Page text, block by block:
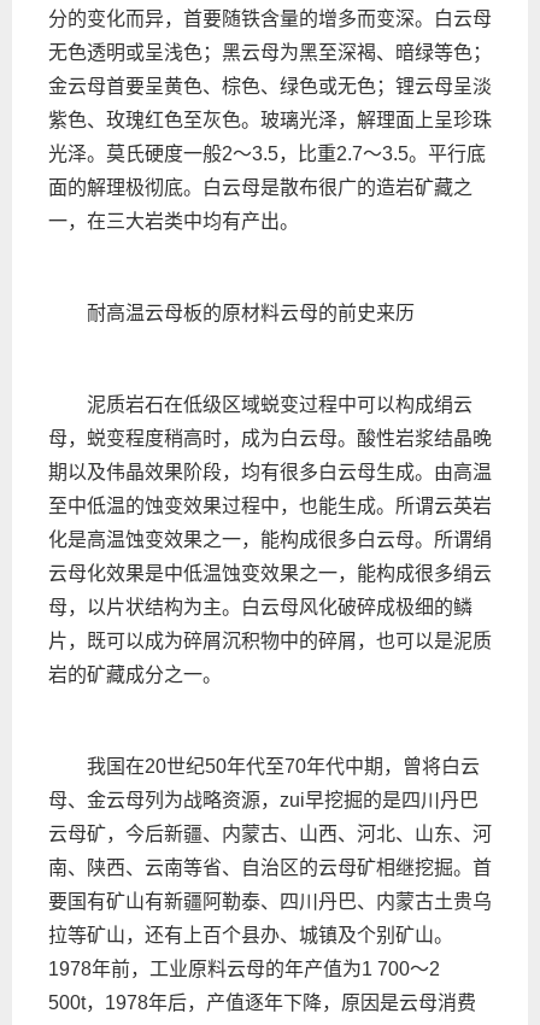
分的变化而异，首要随铁含量的增多而变深。白云母
无色透明或呈浅色；黑云母为黑至深褐、暗绿等色；
金云母首要呈黄色、棕色、绿色或无色；锂云母呈淡
紫色、玫瑰红色至灰色。玻璃光泽，解理面上呈珍珠
光泽。莫氏硬度一般2～3.5，比重2.7～3.5。平行底
面的解理极彻底。白云母是散布很广的造岩矿藏之
一，在三大岩类中均有产出。
耐高温云母板的原材料云母的前史来历
泥质岩石在低级区域蜕变过程中可以构成绢云
母，蜕变程度稍高时，成为白云母。酸性岩浆结晶晚
期以及伟晶效果阶段，均有很多白云母生成。由高温
至中低温的蚀变效果过程中，也能生成。所谓云英岩
化是高温蚀变效果之一，能构成很多白云母。所谓绢
云母化效果是中低温蚀变效果之一，能构成很多绢云
母，以片状结构为主。白云母风化破碎成极细的鳞
片，既可以成为碎屑沉积物中的碎屑，也可以是泥质
岩的矿藏成分之一。
我国在20世纪50年代至70年代中期，曾将白云
母、金云母列为战略资源，zui早挖掘的是四川丹巴
云母矿，今后新疆、内蒙古、山西、河北、山东、河
南、陕西、云南等省、自治区的云母矿相继挖掘。首
要国有矿山有新疆阿勒泰、四川丹巴、内蒙古土贵乌
拉等矿山，还有上百个县办、城镇及个别矿山。
1978年前，工业原料云母的年产值为1 700～2
500t，1978年后，产值逐年下降，原因是云母消费